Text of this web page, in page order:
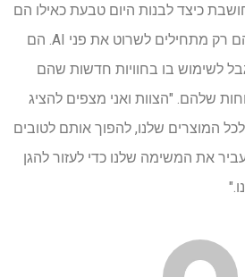
כיצד לבנות היום טבעת כאילו הם
מתחילים ב- AI כבסיס, והם רק מתחילים לשרוט את פני AI. הם
לשימוש בו בחוויות חדשות שהם
שלהם. "הצוות ואני מצפים להציג
המוצרים שלנו, להפוך אותם לטובים
את המשימה שלנו כדי לעזור להגן